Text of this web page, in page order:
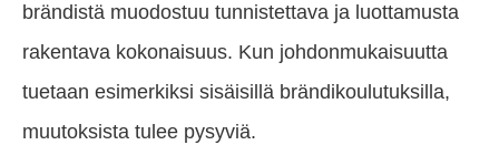
brändistä muodostuu tunnistettava ja luottamusta
rakentava kokonaisuus. Kun johdonmukaisuutta
tuetaan esimerkiksi sisäisillä brändikoulutuksilla,
muutoksista tulee pysyviä.